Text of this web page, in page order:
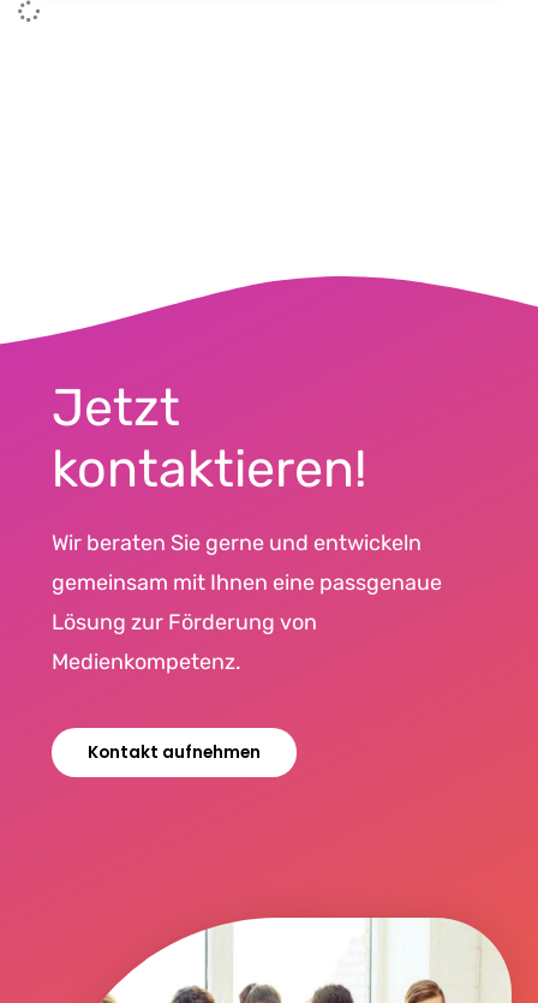
Jetzt
kontaktieren!
Wir beraten Sie gerne und entwickeln
gemeinsam mit Ihnen eine passgenaue
Lösung zur Förderung von
Medienkompetenz.
Kontakt aufnehmen